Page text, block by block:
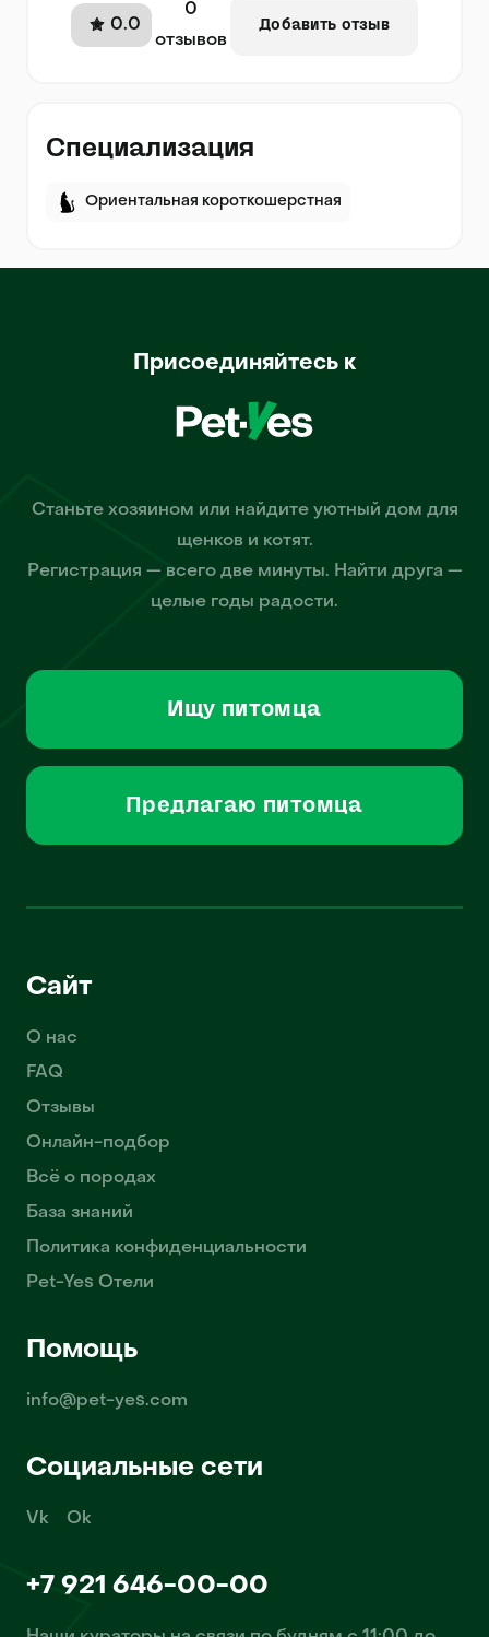
0.0
0
отзывов
Добавить отзыв
Специализация
Ориентальная короткошерстная
Присоединяйтесь к
Станьте хозяином или найдите уютный дом для
щенков и котят.
Регистрация — всего две минуты. Найти друга —
целые годы радости.
Ищу питомца
Предлагаю питомца
Сайт
О нас
FAQ
Отзывы
Онлайн-подбор
Всё о породах
База знаний
Политика конфиденциальности
Pet-Yes Отели
Помощь
info@pet-yes.com
Социальные сети
Vk Ok
+7 921 646-00-00